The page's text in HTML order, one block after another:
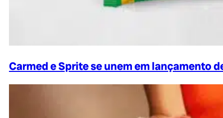
Carmed e Sprite se unem em lançamento